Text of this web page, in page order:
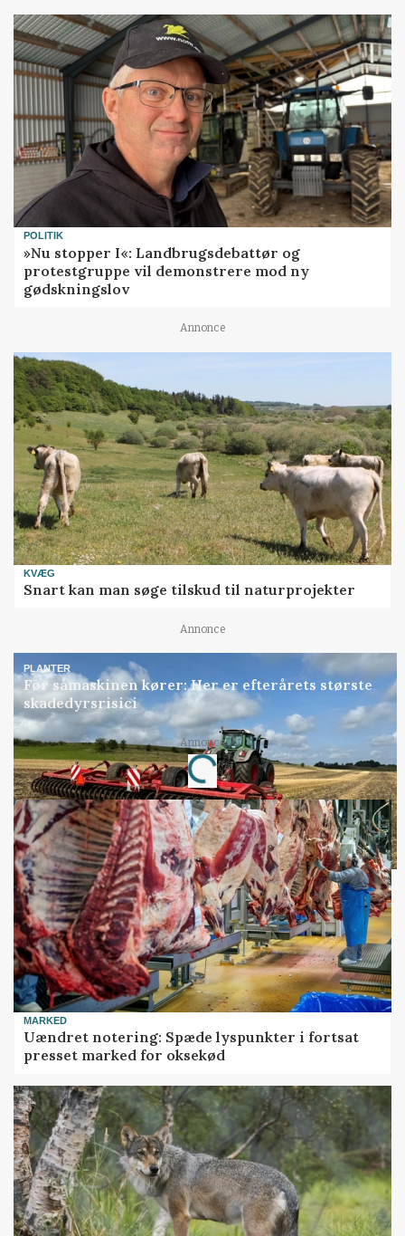
POLITIK
»Nu stopper I«: Landbrugsdebattør og
protestgruppe vil demonstrere mod ny
gødskningslov
Annonce
KVÆG
Snart kan man søge tilskud til naturprojekter
Annonce
PLANTER
Før såmaskinen kører: Her er efterårets største
skadedyrsrisici
Annonce
Loading...
MARKED
Uændret notering: Spæde lyspunkter i fortsat
presset marked for oksekød